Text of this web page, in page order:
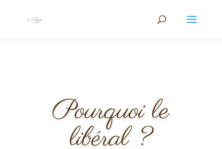
Pourquoi le
libéral ?